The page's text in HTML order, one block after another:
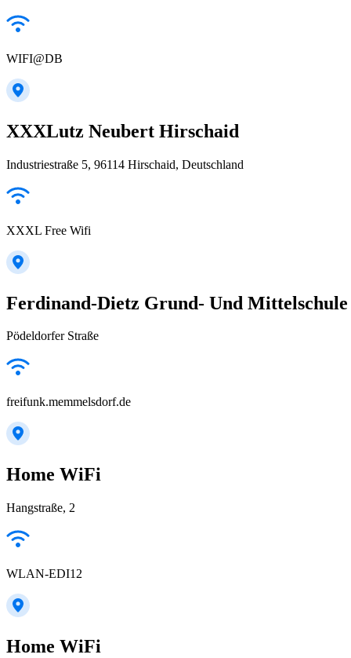
WIFI@DB
XXXLutz Neubert Hirschaid
Industriestraße 5, 96114 Hirschaid, Deutschland
XXXL Free Wifi
Ferdinand-Dietz Grund- Und Mittelschule
Pödeldorfer Straße
freifunk.memmelsdorf.de
Home WiFi
Hangstraße, 2
WLAN-EDI12
Home WiFi